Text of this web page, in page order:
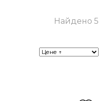
Найдено 5